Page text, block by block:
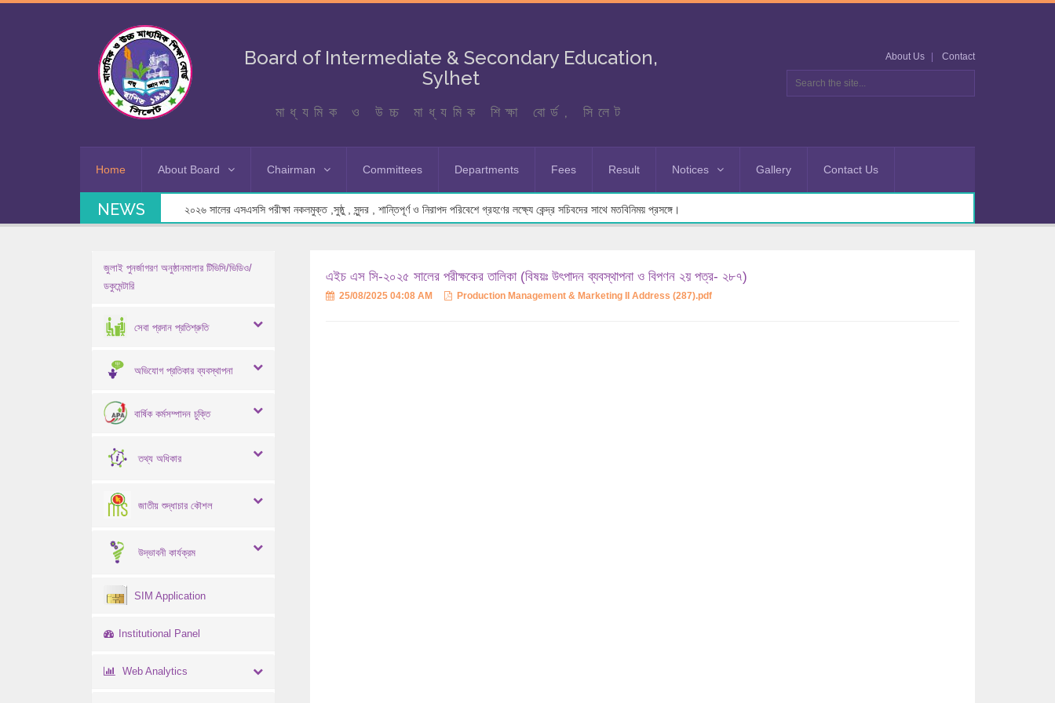
Board of Intermediate & Secondary Education,
Sylhet
মাধ্যমিক ও উচ্চ মাধ্যমিক শিক্ষা বোর্ড, সিলেট
About Us Contact
Home About Board Chairman Committees Departments Fees Result Notices Gallery Contact Us
NEWS ২০২৬ সালের এসএসসি পরীক্ষা নকলমুক্ত ,সুষ্ঠু , সুন্দর , শান্তিপূর্ণ ও নিরাপদ পরিবেশে গ্রহণের লক্ষ্যে কেন্দ্র সচিবদের সাথে মতবিনিময় প্রসঙ্গে।
জুলাই পুনর্জাগরণ অনুষ্ঠানমালার টিভিসি/ভিডিও/
ডকুমেন্টারি
সেবা প্রদান প্রতিশ্রুতি
অভিযোগ প্রতিকার ব্যবস্থাপনা
বার্ষিক কর্মসম্পাদন চুক্তি
তথ্য অধিকার
জাতীয় শুদ্ধাচার কৌশল
উদ্ভাবনী কার্যক্রম
SIM Application
Institutional Panel
Web Analytics
এইচ এস সি-২০২৫ সালের পরীক্ষকের তালিকা (বিষয়ঃ উৎপাদন ব্যবস্থাপনা ও বিপণন ২য় পত্র- ২৮৭)
25/08/2025 04:08 AM Production Management & Marketing II Address (287).pdf